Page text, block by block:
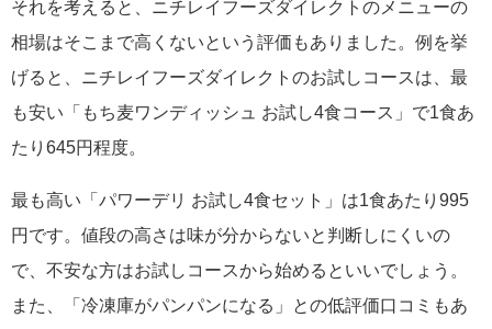
それを考えると、ニチレイフーズダイレクトのメニューの
相場はそこまで高くないという評価もありました。例を挙
げると、ニチレイフーズダイレクトのお試しコースは、最
も安い「もち麦ワンディッシュ お試し4食コース」で1食あ
たり645円程度。
最も高い「パワーデリ お試し4食セット」は1食あたり995
円です。値段の高さは味が分からないと判断しにくいの
で、不安な方はお試しコースから始めるといいでしょう。
また、「冷凍庫がパンパンになる」との低評価口コミもあ